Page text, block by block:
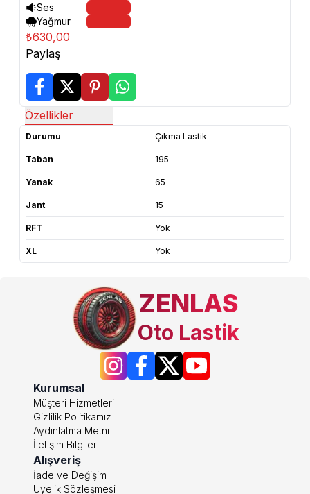
Ses
Yağmur
₺630,00
Paylaş
Özellikler
Durumu Çıkma Lastik
Taban 195
Yanak 65
Jant 15
RFT Yok
XL Yok
ZENLAS
Oto Lastik
Kurumsal
Müşteri Hizmetleri
Gizlilik Politikamız
Aydınlatma Metni
İletişim Bilgileri
Alışveriş
İade ve Değişim
Üyelik Sözleşmesi